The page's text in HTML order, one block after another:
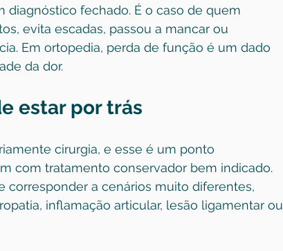
fechado. É o caso de quem
evita escadas, passou a mancar ou
Em ortopedia, perda de função é um dado
da dor.
estar por trás
cirurgia, e esse é um ponto
com tratamento conservador bem indicado.
corresponder a cenários muito diferentes,
inflamação articular, lesão ligamentar ou